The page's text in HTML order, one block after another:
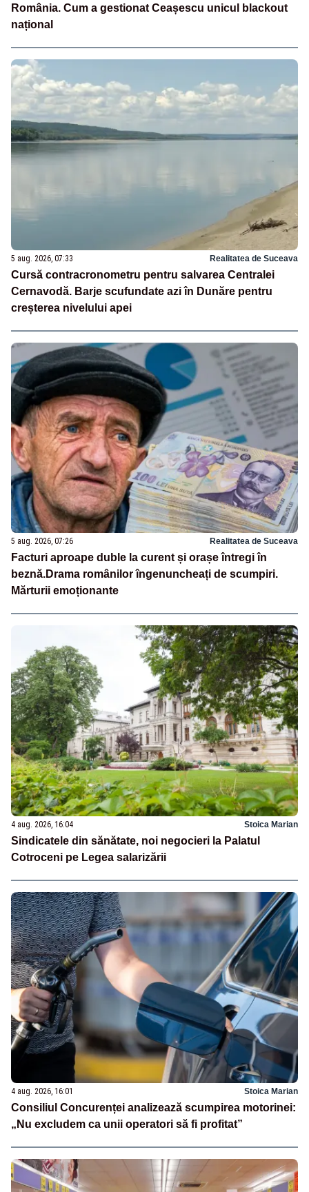
România. Cum a gestionat Ceașescu unicul blackout
național
5 aug. 2026, 07:33 Realitatea de Suceava
Cursă contracronometru pentru salvarea Centralei
Cernavodă. Barje scufundate azi în Dunăre pentru
creșterea nivelului apei
5 aug. 2026, 07:26 Realitatea de Suceava
Facturi aproape duble la curent și orașe întregi în
beznă.Drama românilor îngenuncheați de scumpiri.
Mărturii emoționante
4 aug. 2026, 16:04 Stoica Marian
Sindicatele din sănătate, noi negocieri la Palatul
Cotroceni pe Legea salarizării
4 aug. 2026, 16:01 Stoica Marian
Consiliul Concurenței analizează scumpirea motorinei:
„Nu excludem ca unii operatori să fi profitat”